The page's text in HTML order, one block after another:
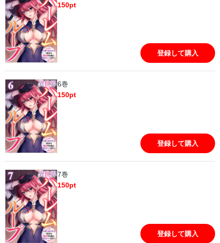
150pt
登録して購入
6巻
150pt
登録して購入
7巻
150pt
登録して購入